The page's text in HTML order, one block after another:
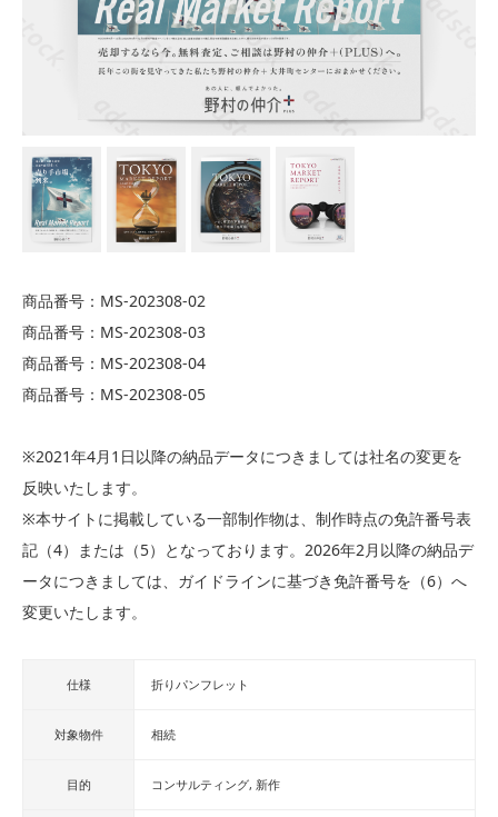
商品番号：MS-202308-02
商品番号：MS-202308-03
商品番号：MS-202308-04
商品番号：MS-202308-05
※2021年4月1日以降の納品データにつきましては社名の変更を
反映いたします。
※本サイトに掲載している一部制作物は、制作時点の免許番号表
記（4）または（5）となっております。2026年2月以降の納品デ
ータにつきましては、ガイドラインに基づき免許番号を（6）へ
変更いたします。
仕様 折りパンフレット
対象物件 相続
目的 コンサルティング 新作